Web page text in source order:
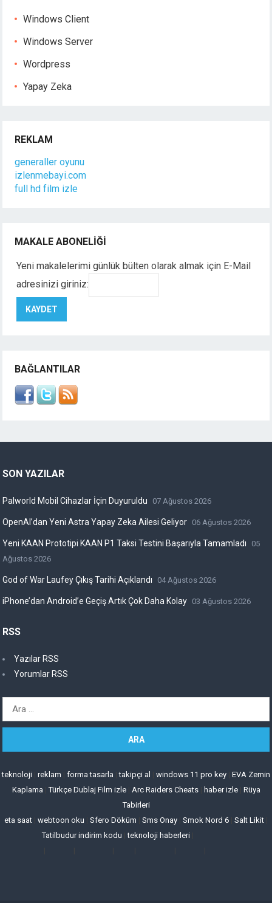
Windows Client
Windows Server
Wordpress
Yapay Zeka
REKLAM
generaller oyunu
izlenmebayi.com
full hd film izle
MAKALE ABONELIĞI
Yeni makalelerimi günlük bülten olarak almak için E-Mail
adresinizi giriniz:
BAĞLANTILAR
SON YAZILAR
Palworld Mobil Cihazlar İçin Duyuruldu 07 Ağustos 2026
OpenAI’dan Yeni Astra Yapay Zeka Ailesi Geliyor 06 Ağustos 2026
Yeni KAAN Prototipi KAAN P1 Taksi Testini Başarıyla Tamamladı
05
Ağustos 2026
God of War Laufey Çıkış Tarihi Açıklandı 04 Ağustos 2026
iPhone’dan Android’e Geçiş Artık Çok Daha Kolay 03 Ağustos 2026
RSS
Yazılar RSS
Yorumlar RSS
Arama:
teknoloji reklam forma tasarla |takipçi al windows 11 pro key EVA Zemin
Kaplama |Türkçe Dublaj Film izle| Arc Raiders Cheats| haber izle| Rüya
Tabirleri
eta saat webtoon oku Sfero Döküm Sms Onay Smok Nord 6 Salt Likit
Tatilbudur indirim kodu |teknoloji haberleri|